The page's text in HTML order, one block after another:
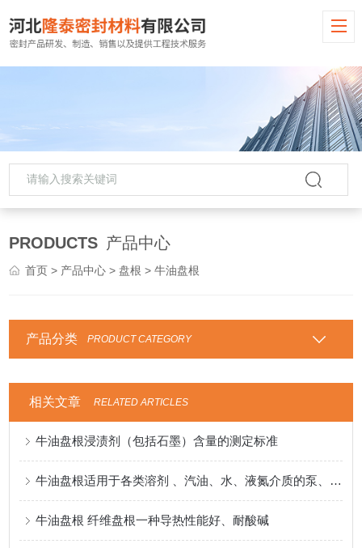
PRODUCTS 产品中心
首页 > 产品中心 > 盘根 > 牛油盘根
产品分类 PRODUCT CATEGORY
相关文章 RELATED ARTICLES
牛油盘根浸渍剂（包括石墨）含量的测定标准
牛油盘根适用于各类溶剂 、汽油、水、液氮介质的泵、阀门、反应釜密封
牛油盘根 纤维盘根一种导热性能好、耐酸碱